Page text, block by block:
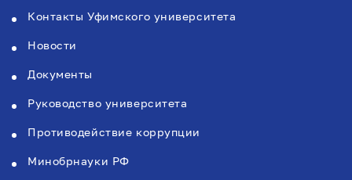
Контакты Уфимского университета
Новости
Документы
Руководство университета
Противодействие коррупции
Минобрнауки РФ